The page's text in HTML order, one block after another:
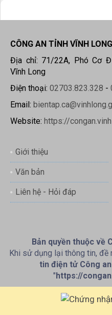
CÔNG AN TỈNH VĨNH LONG
Địa chỉ: 71/22A, Phó Cơ
Vĩnh Long
Điện thoại: 02703.823.328 -
Email:
Website: https://
Giới thiệu
Văn bản
Liên hệ - Hỏi đáp
Bản quyền thuộc về
Khi sử dụng lại thông tin, đề
tin điện tử Công
"https://